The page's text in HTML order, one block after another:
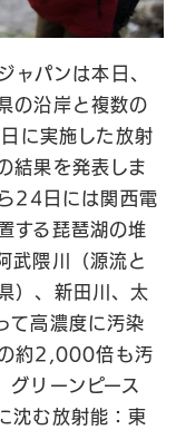
ャパンは本日、
の沿岸と複数の
に実施した放射
結果を発表しま
24日には関西電
する琵琶湖の堆
武隈川（源流と
）、新田川、太
て高濃度に汚染
約2,000倍も汚
グリーンピース
沈む放射能：東